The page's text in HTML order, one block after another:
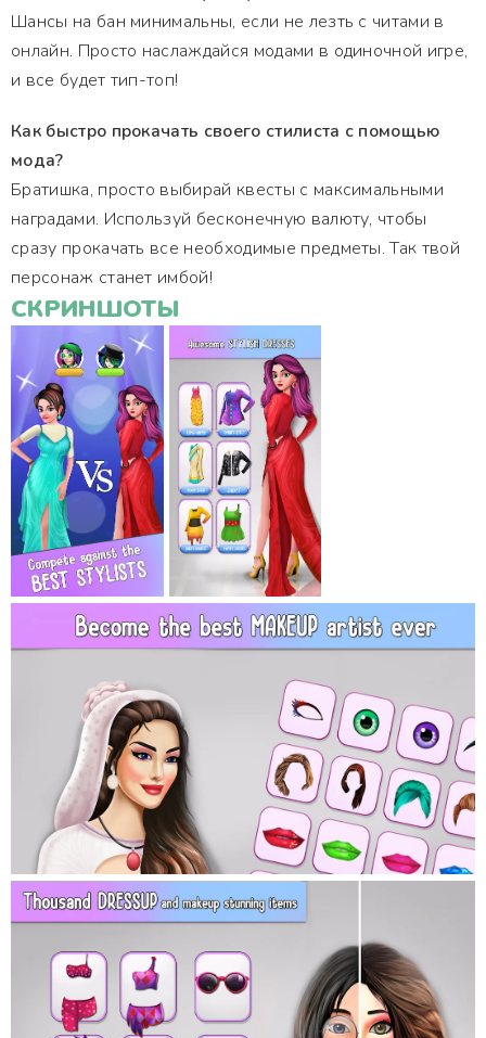
Шансы на бан минимальны, если не лезть с читами в
онлайн. Просто наслаждайся модами в одиночной игре,
и все будет тип-топ!
Как быстро прокачать своего стилиста с помощью
мода?
Братишка, просто выбирай квесты с максимальными
наградами. Используй бесконечную валюту, чтобы
сразу прокачать все необходимые предметы. Так твой
персонаж станет имбой!
СКРИНШОТЫ